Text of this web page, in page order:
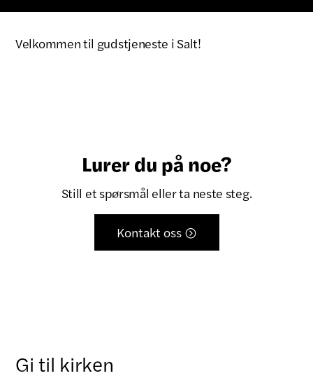
Velkommen til gudstjeneste i Salt!
Lurer du på noe?
Still et spørsmål eller ta neste steg.
Kontakt oss 
Gi til kirken